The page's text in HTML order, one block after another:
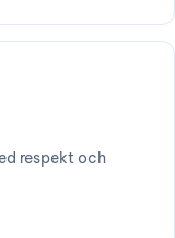
respekt och